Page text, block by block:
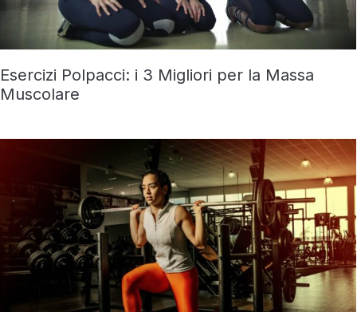
Esercizi Polpacci: i 3 Migliori per la Massa
Muscolare